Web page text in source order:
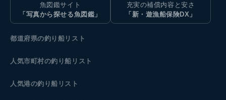
魚図鑑サイト
「写真から探せる魚図鑑」
充実の補償内容と安さ
「新・遊漁船保険DX」
都道府県の釣り船リスト
人気市町村の釣り船リスト
人気港の釣り船リスト